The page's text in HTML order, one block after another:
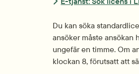
Du kan söka
ansöker måste
ungefär en timme. Om
klockan 8, förutsatt att